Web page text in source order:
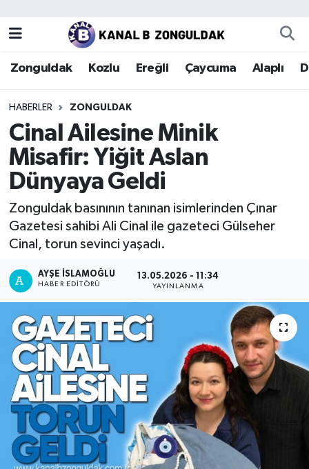
Zonguldak Kozlu Ereğli Çaycuma Alaplı
HABERLER ZONGULDAK
Cinal Ailesine Minik
Misafir: Yiğit Aslan
Dünyaya Geldi
Zonguldak basınının tanınan isimlerinden Çınar
Gazetesi sahibi Ali Cinal ile gazeteci Gülseher
Cinal, torun sevinci yaşadı.
AYŞE İSLAMOĞLU
HABER EDITÖRÜ
13.05.2026 - 11:34
YAYINLANMA
Zonguldak
Kozlu
Ereğli
Çaycuma
Alaplı
Devrek
Karabük
Spor
Ulusal
Zonguldak Nöbetçi Eczaneler
Zonguldak Hava Durumu
Zonguldak Trafik Yoğunluk Haritası
Puan Durumu ve Fikstür
Tüm Manşetler
Son Dakika Haberleri